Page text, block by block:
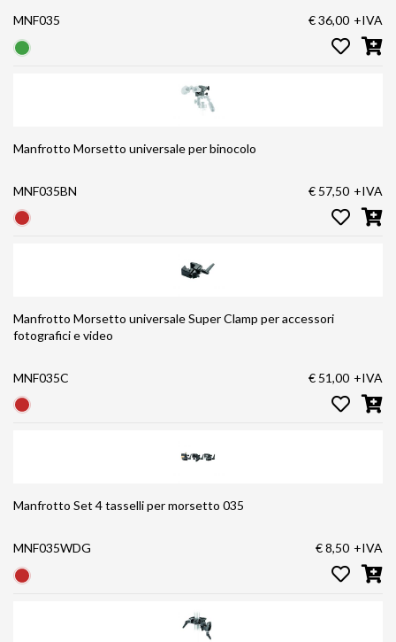
MNF035 € 36,00 +IVA
Manfrotto Morsetto universale per binocolo
MNF035BN € 57,50 +IVA
Manfrotto Morsetto universale Super Clamp per accessori
fotografici e video
MNF035C € 51,00 +IVA
Manfrotto Set 4 tasselli per morsetto 035
MNF035WDG € 8,50 +IVA